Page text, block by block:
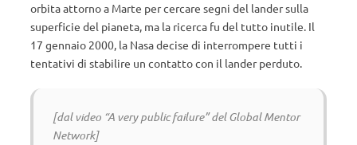
orbita attorno a Marte per cercare segni del lander sulla
superficie del pianeta, ma la ricerca fu del tutto inutile. Il
17 gennaio 2000, la Nasa decise di interrompere tutti i
tentativi di stabilire un contatto con il lander perduto.
[dal video “A very public failure” del Global Mentor
Network]